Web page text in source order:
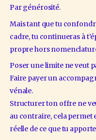
Par générosité.
Mais tant que tu
cadre, tu continueras à
propre hors
Poser une limite ne veut
Faire payer un
vénale.
Structurer ton offre ne
au contraire, cela
réelle de ce que tu